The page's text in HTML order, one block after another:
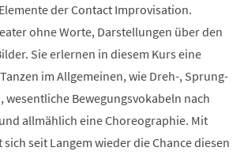
der Contact Improvisation.
ohne Worte, Darstellungen über den
Sie erlernen in diesem Kurs eine
im Allgemeinen, wie Dreh-, Sprung-
wesentliche Bewegungsvokabeln nach
allmählich eine Choreographie. Mit
seit Langem wieder die Chance diesen